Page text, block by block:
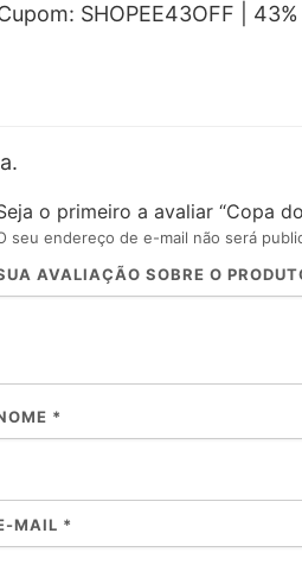
SHOPEE43OFF |
o primeiro a avaliar “Copa
seu endereço de e-mail não será
AVALIAÇÃO SOBRE O
*
MAIL *